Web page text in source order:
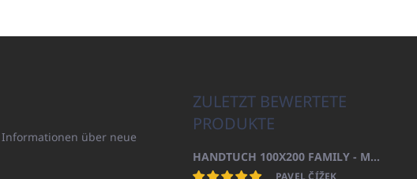
über neue
ZULETZT BEWERTETE
PRODUKTE
HANDTUCH 100X200 FAMILY - MARINEBLAU (480GR)
PAVEL ČÍŽEK